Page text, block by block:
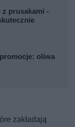
z prusakami -
oliwa
zakładają